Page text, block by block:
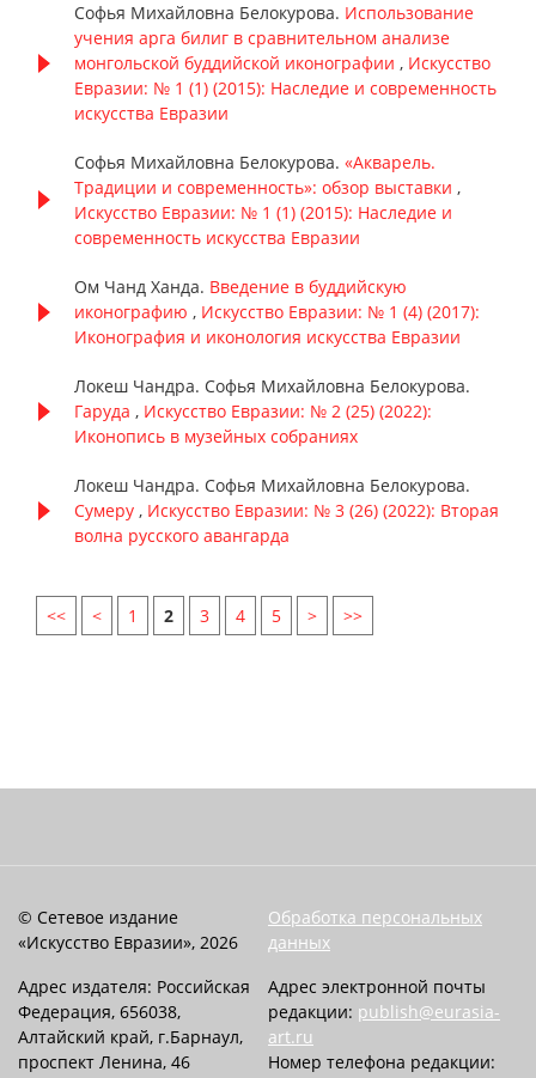
Софья Михайловна Белокурова. Использование
учения арга билиг в сравнительном анализе
монгольской буддийской иконографии , Искусство
Евразии: № 1 (1) (2015): Наследие и современность
искусства Евразии
Софья Михайловна Белокурова. «Акварель.
Традиции и современность»: обзор выставки ,
Искусство Евразии: № 1 (1) (2015): Наследие и
современность искусства Евразии
Ом Чанд Ханда. Введение в буддийскую
иконографию , Искусство Евразии: № 1 (4) (2017):
Иконография и иконология искусства Евразии
Локеш Чандра. Софья Михайловна Белокурова.
Гаруда , Искусство Евразии: № 2 (25) (2022):
Иконопись в музейных собраниях
Локеш Чандра. Софья Михайловна Белокурова.
Сумеру , Искусство Евразии: № 3 (26) (2022): Вторая
волна русского авангарда
<< < 1 2 3 4 5 > >>
© Сетевое издание
«Искусство Евразии», 2026
Адрес издателя: Российская
Федерация, 656038,
Алтайский край, г.Барнаул,
проспект Ленина, 46
Обработка персональных
данных
Адрес электронной почты
редакции: publish@eurasia-
art.ru
Номер телефона редакции: